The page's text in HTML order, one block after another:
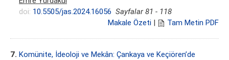
doi: 10.5505/jas.2024.16056 Sayfalar 81 - 118
Makale Özeti | Tam Metin PDF
7. Komünite, İdeoloji ve Mekân: Çankaya ve Keçiören’de